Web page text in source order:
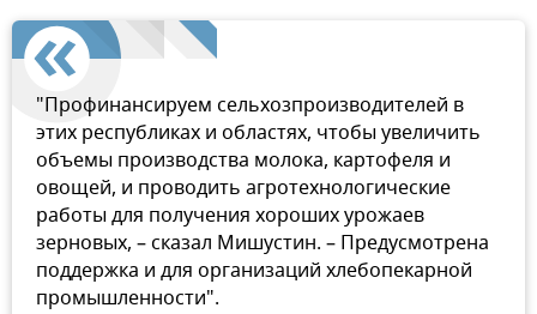
"Профинансируем сельхозпроизводителей в
этих республиках и областях, чтобы увеличить
объемы производства молока, картофеля и
овощей, и проводить агротехнологические
работы для получения хороших урожаев
зерновых, – сказал Мишустин. – Предусмотрена
поддержка и для организаций хлебопекарной
промышленности".